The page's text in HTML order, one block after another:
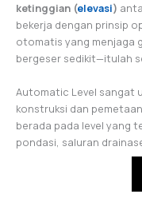
ketinggian (elevasi)
bekerja dengan prinsip
otomatis yang menjaga
bergeser sedikit—itulah
Automatic Level sangat
konstruksi dan
berada pada level yang
pondasi, saluran